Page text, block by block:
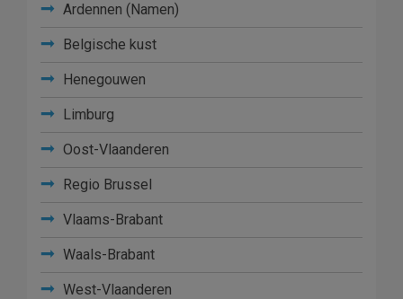
Ardennen (Namen)
Belgische kust
Henegouwen
Limburg
Oost-Vlaanderen
Regio Brussel
Vlaams-Brabant
Waals-Brabant
West-Vlaanderen